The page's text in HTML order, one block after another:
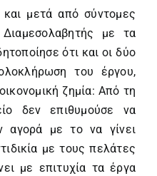
μετά από σύντομες
με τα
ότι και οι δύο
του έργου,
ζημία: Από τη
δεν επιθυμούσε να
αγορά με το να γίνει
με τους πελάτες
με επιτυχία τα έργα